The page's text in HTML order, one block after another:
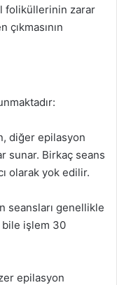
foliküllerinin zarar
diğer epilasyon
sunar. Birkaç seans
olarak yok edilir.
seansları genellikle
bile işlem 30
epilasyon